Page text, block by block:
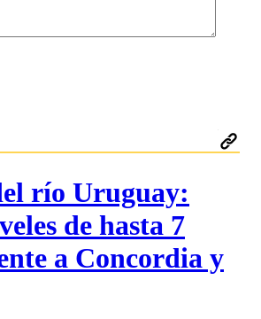
río Uruguay:
de hasta 7
a Concordia y